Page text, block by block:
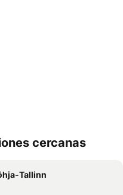
cercanas
Tallinn